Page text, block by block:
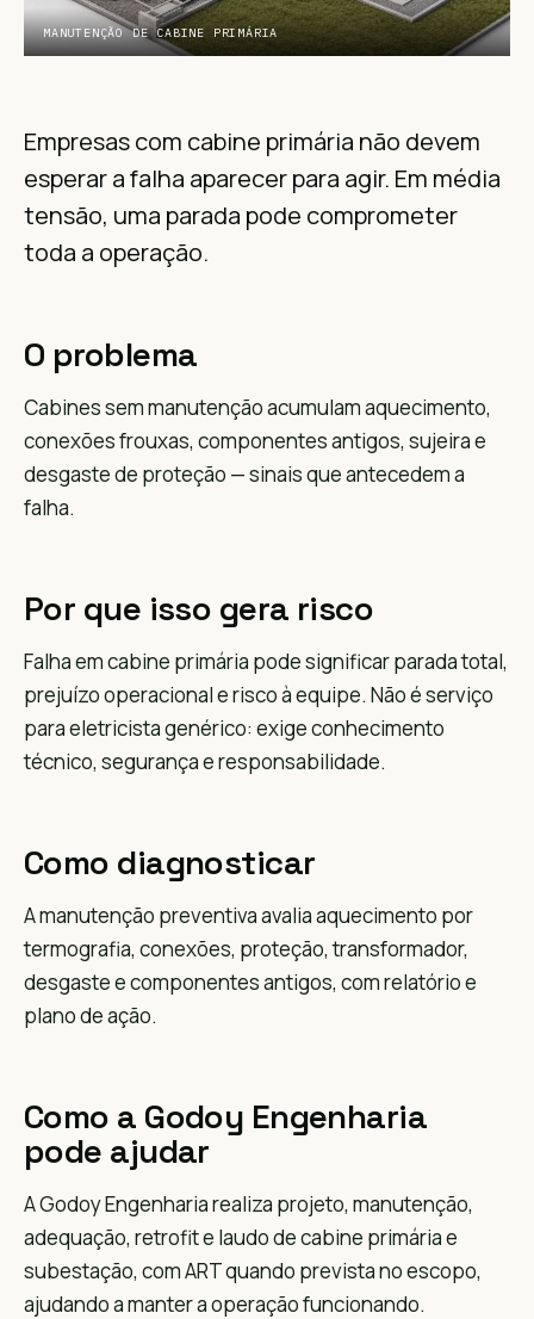
MANUTENÇÃO DE CABINE PRIMÁRIA
Empresas com cabine primária não devem
esperar a falha aparecer para agir. Em média
tensão, uma parada pode comprometer
toda a operação.
O problema
Cabines sem manutenção acumulam aquecimento,
conexões frouxas, componentes antigos, sujeira e
desgaste de proteção — sinais que antecedem a
falha.
Por que isso gera risco
Falha em cabine primária pode significar parada total,
prejuízo operacional e risco à equipe. Não é serviço
para eletricista genérico: exige conhecimento
técnico, segurança e responsabilidade.
Como diagnosticar
A manutenção preventiva avalia aquecimento por
termografia, conexões, proteção, transformador,
desgaste e componentes antigos, com relatório e
plano de ação.
Como a Godoy Engenharia
pode ajudar
A Godoy Engenharia realiza projeto, manutenção,
adequação, retrofit e laudo de cabine primária e
subestação, com ART quando prevista no escopo,
ajudando a manter a operação funcionando.